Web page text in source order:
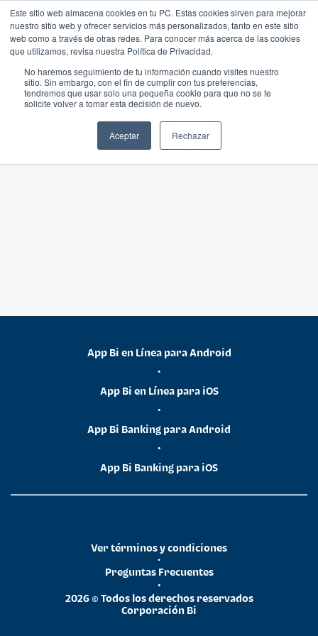
Este sitio web almacena cookies en tu PC. Estas cookies sirven para mejorar
nuestro sitio web y ofrecer servicios más personalizados, tanto en este sitio
web como a través de otras redes. Para conocer más acerca de las cookies
que utilizamos, revisa nuestra Política de Privacidad.
No haremos seguimiento de tu información cuando visites nuestro
sitio. Sin embargo, con el fin de cumplir con tus preferencias,
tendremos que usar solo una pequeña cookie para que no se te
solicite volver a tomar esta decisión de nuevo.
Aceptar Rechazar
App Bi en Línea para Android
•
App Bi en Línea para iOS
•
App Bi Banking para Android
•
App Bi Banking para iOS
2026 © Todos los derechos reservados
Corporación Bi
•
Preguntas Frecuentes
•
Ver términos y condiciones